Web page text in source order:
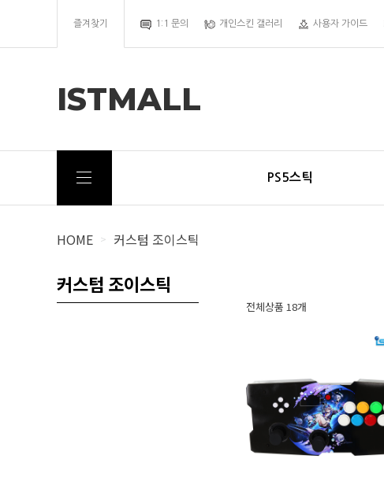
즐겨찾기 1:1 문의 개인스킨 갤러리 사용자 가이드
ISTMALL
PS5스틱
HOME > 커스텀 조이스틱
커스텀 조이스틱
전체상품 18개